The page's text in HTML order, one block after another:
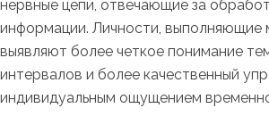
нервные цепи, отвечающие за
информации. Личности, выполняющие
выявляют более четкое понимание
интервалов и более качественный
индивидуальным ощущением